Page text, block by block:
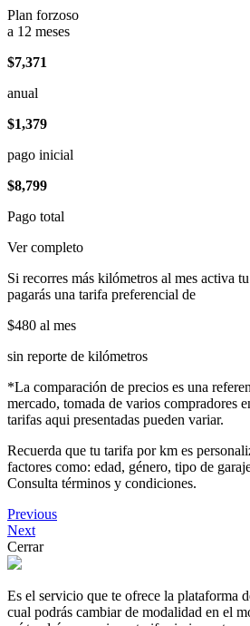
Plan forzoso
a 12 meses
$7,371
anual
$1,379
pago inicial
$8,799
Pago total
Ver completo
Si recorres más kilómetros al mes activa
pagarás una tarifa preferencial de
$480 al mes
sin reporte de kilómetros
*La comparación de precios es una
mercado, tomada de varios compradores
tarifas aqui presentadas pueden variar.
Recuerda que tu tarifa por km es
factores como: edad, género, tipo de
Consulta términos y condiciones.
Previous
Next
Cerrar
Es el servicio que te ofrece la plataforma
cual podrás cambiar de modalidad en el